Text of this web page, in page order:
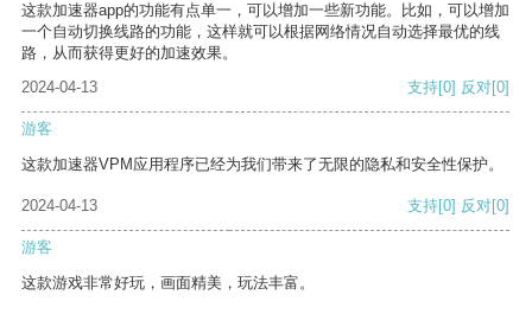
这款加速器app的功能有点单一，可以增加一些新功能。比如，可以增加
一个自动切换线路的功能，这样就可以根据网络情况自动选择最优的线
路，从而获得更好的加速效果。
2024-04-13
支持[0] 反对[0]
游客
这款加速器VPM应用程序已经为我们带来了无限的隐私和安全性保护。
2024-04-13 支持[0] 反对[0]
游客
这款游戏非常好玩，画面精美，玩法丰富。